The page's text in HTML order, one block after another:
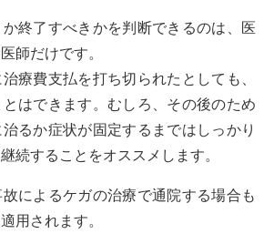
終了すべきかを判断できるのは、医
師だけです。
療費支払を打ち切られたとしても、
はできます。むしろ、その後のため
るか症状が固定するまではしっかり
続することをオススメします。
によるケガの治療で通院する場合も
用されます。